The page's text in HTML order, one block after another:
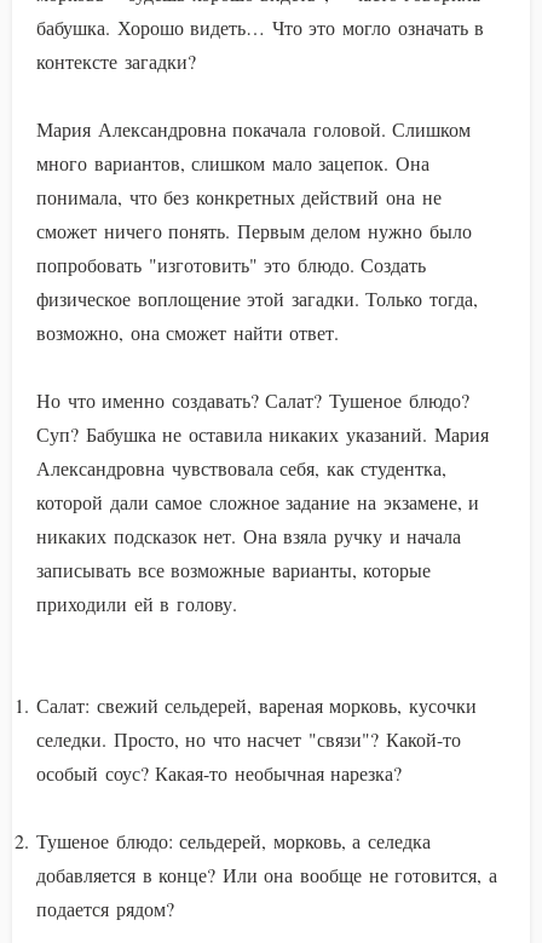
бабушка. Хорошо видеть… Что это могло означать в
контексте загадки?
Мария Александровна покачала головой. Слишком
много вариантов, слишком мало зацепок. Она
понимала, что без конкретных действий она не
сможет ничего понять. Первым делом нужно было
попробовать "изготовить" это блюдо. Создать
физическое воплощение этой загадки. Только тогда,
возможно, она сможет найти ответ.
Но что именно создавать? Салат? Тушеное блюдо?
Суп? Бабушка не оставила никаких указаний. Мария
Александровна чувствовала себя, как студентка,
которой дали самое сложное задание на экзамене, и
никаких подсказок нет. Она взяла ручку и начала
записывать все возможные варианты, которые
приходили ей в голову.
Салат: свежий сельдерей, вареная морковь, кусочки
селедки. Просто, но что насчет "связи"? Какой-то
особый соус? Какая-то необычная нарезка?
Тушеное блюдо: сельдерей, морковь, а селедка
добавляется в конце? Или она вообще не готовится, а
подается рядом?